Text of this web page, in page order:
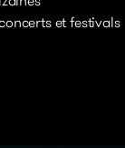
et festivals